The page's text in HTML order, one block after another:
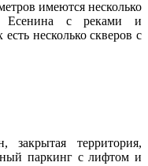
имеются несколько
Есенина с реками и
несколько скверов с
территория,
паркинг с лифтом и